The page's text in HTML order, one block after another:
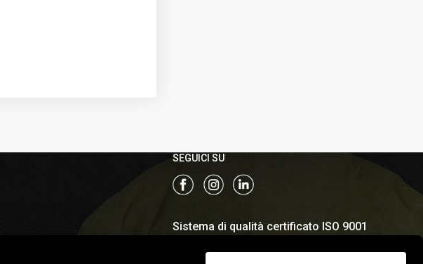
SEGUICI SU
Sistema di qualità certificato ISO 9001